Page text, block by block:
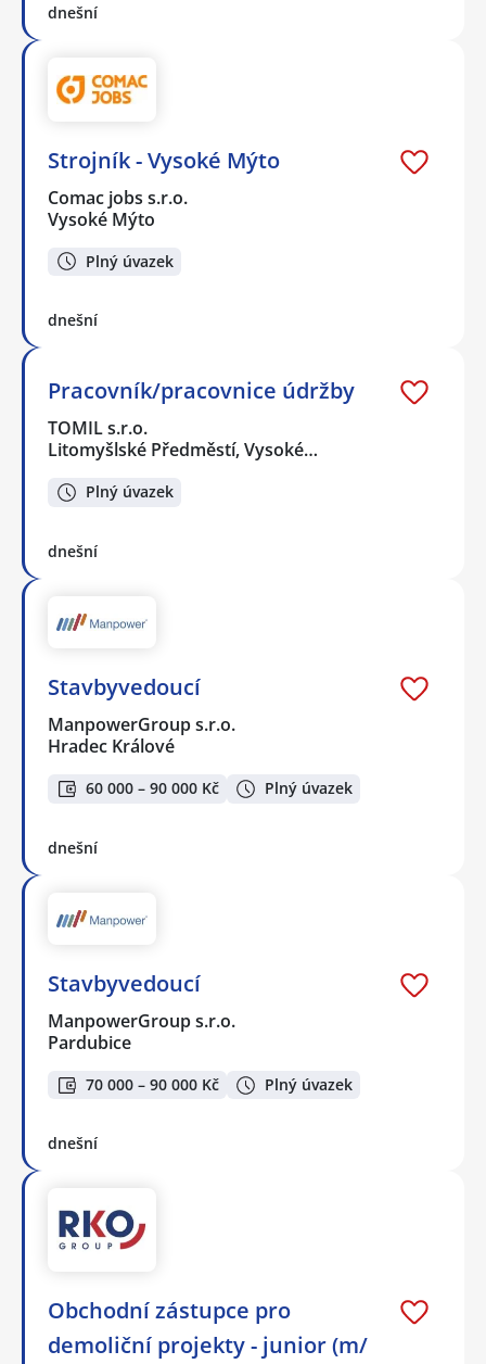
dnešní
Strojník - Vysoké Mýto
Comac jobs s.r.o.
Vysoké Mýto
Plný úvazek
dnešní
Pracovník/pracovnice údržby
TOMIL s.r.o.
Litomyšlské Předměstí, Vysoké…
Plný úvazek
dnešní
Stavbyvedoucí
ManpowerGroup s.r.o.
Hradec Králové
60 000 – 90 000 Kč Plný úvazek
dnešní
Stavbyvedoucí
ManpowerGroup s.r.o.
Pardubice
70 000 – 90 000 Kč Plný úvazek
dnešní
Obchodní zástupce pro
demoliční projekty - junior (m/